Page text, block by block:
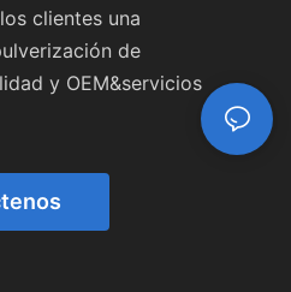
clientes una
de
y OEM&servicios